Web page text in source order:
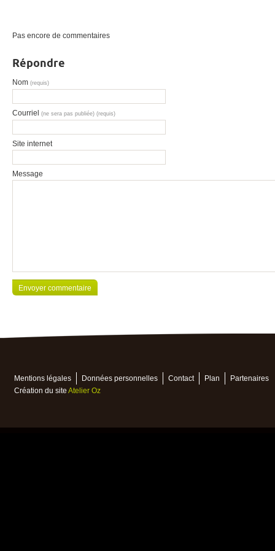
Pas encore de commentaires
Répondre
Nom (requis)
Courriel (ne sera pas publiée) (requis)
Site internet
Message
Mentions légales Données personnelles Contact Plan
Partenaires
Création du site Atelier Oz